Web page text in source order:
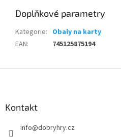
Doplňkové parametry
Kategorie: Obaly na karty
EAN: 745125875194
Kontakt
info@dobryhry.cz